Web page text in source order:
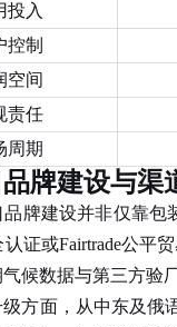
投入
控制
空间
责任
周期
牌建设与渠
建设并非仅靠包装
证或Fairtrade公平
候数据与第三方验
面，从中东及俄语